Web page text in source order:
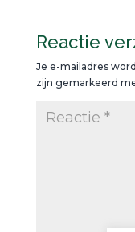
Reactie
Je e-mailadres
zijn gemarkeerd